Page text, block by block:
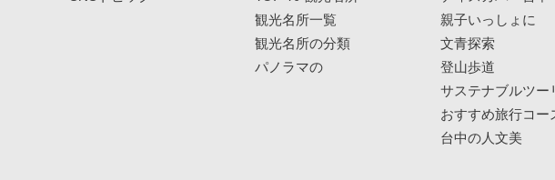
観光名所一覧
観光名所の分類
パノラマの
親子いっしょに
文青探索
登山歩道
サステナブルツー
おすすめ旅行コー
台中の人文美